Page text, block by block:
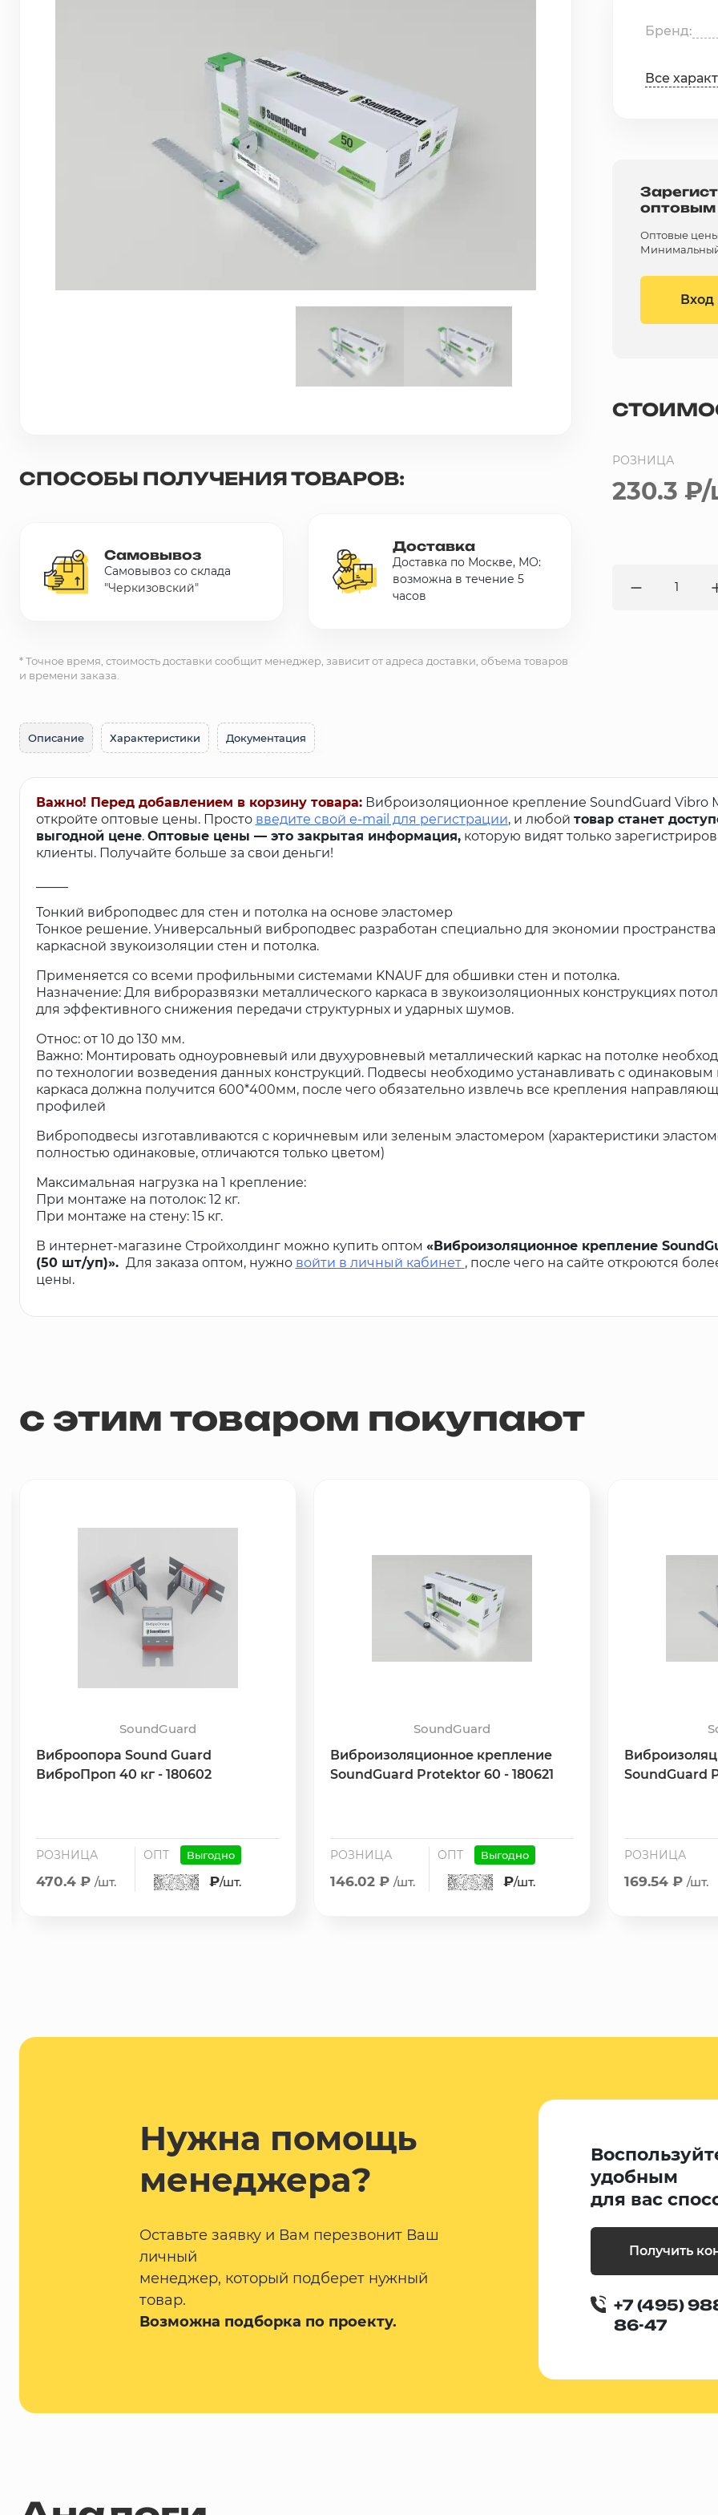
Герметики, жидкие гвозди, пена
Инструмент и оборудование
Удалено из прайс-листа
СПОСОБЫ ПОЛУЧЕНИЯ ТОВАРОВ:
Самовывоз
Самовывоз со склада
"Черкизовский"
Доставка
Доставка по Москве, МО:
возможна в течение 5
часов
* Точное время, стоимость доставки сообщит менеджер, зависит от адреса доставки, объема товаров
и времени заказа.
Бренд
Все
Оптовые цены
Минимальный
Вход
РОЗНИЦА
230.3 ₽/
Описание Характеристики Документация
Важно! Перед добавлением в корзину товара: Виброизоляционное крепление SoundGuard Vibro
откройте оптовые цены. Просто введите свой e-mail для регистрации, и любой товар станет
выгодной цене. Оптовые цены — это закрытая информация,которую видят только
клиенты. Получайте больше за свои деньги!
Тонкий виброподвес для стен и потолка на основе эластомер
Тонкое решение. Универсальный виброподвес разработан специально для экономии
каркасной звукоизоляции стен и потолка.
Применяется со всеми профильными системами KNAUF для обшивки стен и потолка.
Назначение: Для виброразвязки металлического каркаса в звукоизоляционных конструкциях
для эффективного снижения передачи структурных и ударных шумов.
Относ: от 10 до 130 мм.
Важно: Монтировать одноуровневый или двухуровневый металлический каркас на потолке
по технологии возведения данных конструкций. Подвесы необходимо устанавливать с одинаковым
каркаса должна получится 600*400мм, после чего обязательно извлечь все крепления
профилей
Виброподвесы изготавливаются с коричневым или зеленым эластомером (характеристики
полностью одинаковые, отличаются только цветом)
Максимальная нагрузка на 1 крепление:
При монтаже на потолок: 12 кг.
При монтаже на стену: 15 кг.
В интернет-магазине Стройхолдинг можно купить оптом «Виброизоляционное крепление
(50 шт/уп)». Для заказа оптом, нужно войти в личный кабинет , после чего на сайте откроются
цены.
с этим товаром покупают
SoundGuard
Виброопора Sound Guard
ВиброПроп 40 кг - 180602
РОЗНИЦА
470.4 ₽ /шт.
ОПТ Выгодно
₽/шт.
SoundGuard
Виброизоляционное крепление
SoundGuard Protektor 60 - 180621
РОЗНИЦА
146.02 ₽ /шт.
ОПТ Выгодно
₽/шт.
SoundGuard
РОЗНИЦА
169.54 ₽ /шт.
Нужна помощь
менеджера?
Оставьте заявку и Вам перезвонит Ваш
личный
менеджер, который подберет нужный
товар.
Возможна подборка по проекту.
удобным
для вас
Получить
+7 (495)
86-47